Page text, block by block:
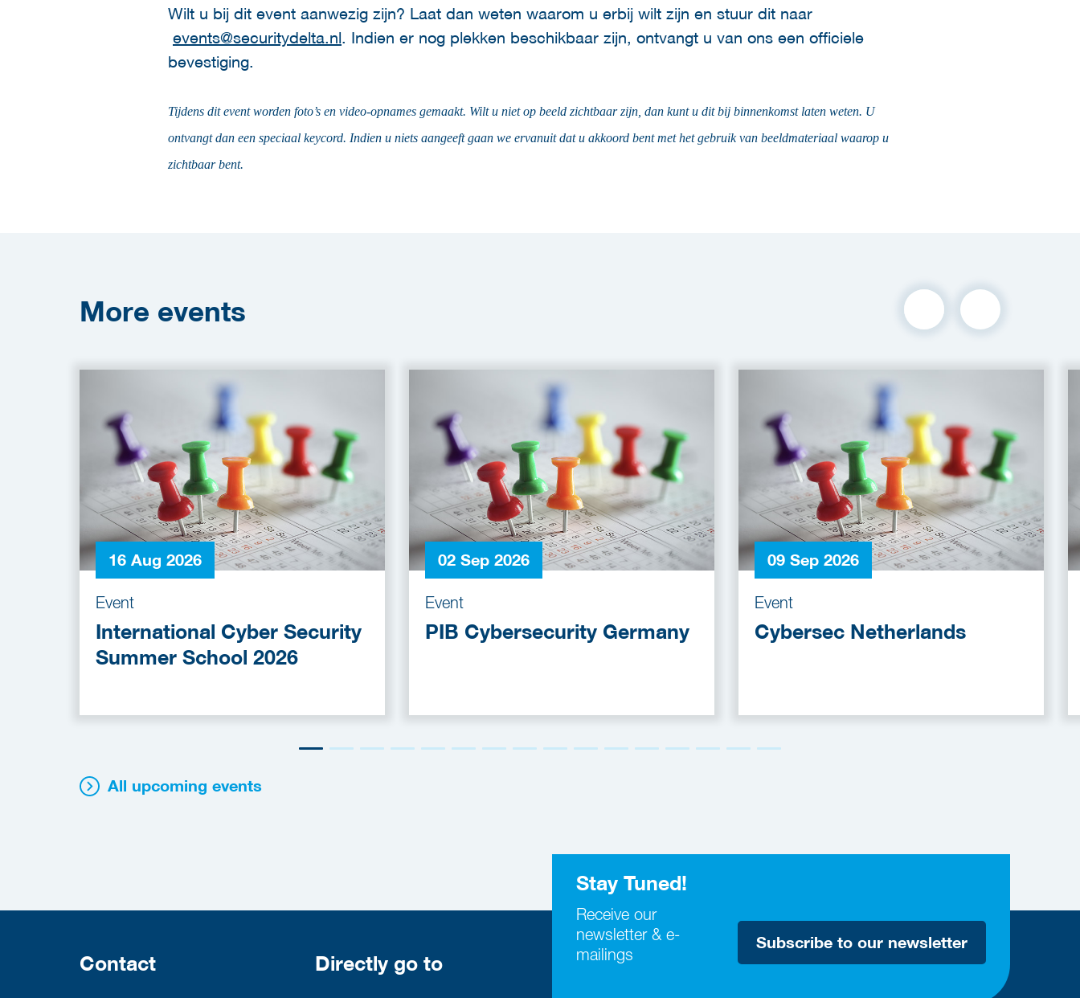
Wilt u bij dit event aanwezig zijn? Laat dan weten waarom u erbij wilt zijn en stuur dit naar
events@securitydelta.nl. Indien er nog plekken beschikbaar zijn, ontvangt u van ons een officiele
bevestiging.
Tijdens dit event worden foto’s en video-opnames gemaakt. Wilt u niet op beeld zichtbaar zijn, dan kunt u ditbij binnenkomstlaten weten. U
ontvangt dan een speciaal keycord. Indien u niets aangeeft gaan we ervanuit dat u akkoord bent met het gebruik van beeldmateriaal waarop u
zichtbaar bent.
More events
16 Aug 2026
Event
International Cyber Security
Summer School 2026
02 Sep 2026
Event
PIB Cybersecurity Germany
09 Sep 2026
Event
Cybersec Netherlands
All upcoming events
Stay Tuned!
Receive our
newsletter & e-
mailings
Subscribe to our newsletter
Contact Directly go to